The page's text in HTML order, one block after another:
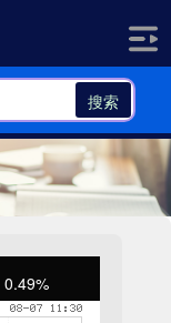
搜索
0.49%